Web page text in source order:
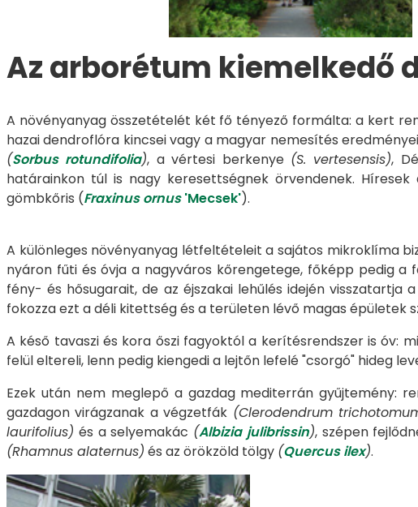
Az arborétum kiemelkedő
A növényanyag összetételét két fő tényező formálta: a kert
hazai dendroflóra kincsei vagy a magyar nemesítés
(Sorbus rotundifolia), a vértesi berkenye (S. vertesensis),
határainkon túl is nagy keresettségnek örvendenek. Híresek
gömbkőris (Fraxinus ornus'Mecsek').
A különleges növényanyag létfeltételeit a sajátos mikroklíma
nyáron fűti és óvja a nagyváros kőrengetege, főképp pedig a
fény- és hősugarait, de az éjszakai lehűlés idején
fokozza ezt a déli kitettség és a területen lévő magas épületek
A késő tavaszi és kora őszi fagyoktól a kerítésrendszer is óv:
felül eltereli, lenn pedig kiengedi a lejtőn lefelé "csorgó" hideg
Ezek után nem meglepő a gazdag mediterrán gyűjtemény:
gazdagon virágzanak a végzetfák (Clerodendrum
laurifolius) és a selyemakác (Albizia julibrissin), szépen
(Rhamnus alaternus) és az örökzöld tölgy (Quercus ilex).